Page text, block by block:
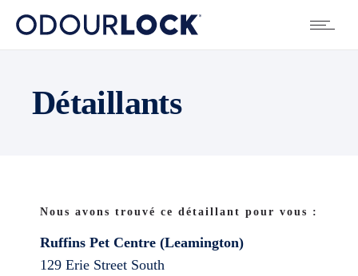
Détaillants
Nous avons trouvé ce détaillant pour vous :
Ruffins Pet Centre (Leamington)
129 Erie Street South